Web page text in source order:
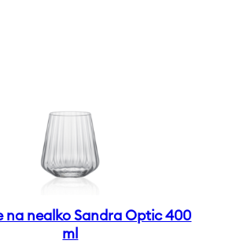
na nealko Sandra Optic 400
ml